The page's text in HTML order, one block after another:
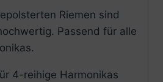
Riemen sind
Passend für alle
4-reihige Harmonikas